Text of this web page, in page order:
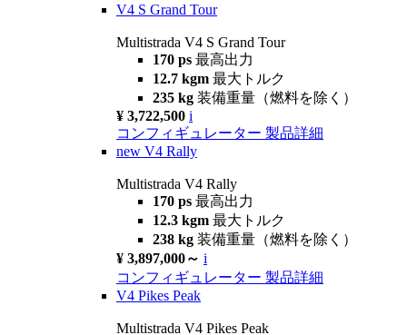
V4 S Grand Tour
Multistrada V4 S Grand Tour
170 ps 最高出力
12.7 kgm 最大トルク
235 kg 装備重量（燃料を除く）
¥ 3,722,500 i
コンフィギュレーター 製品詳細
new V4 Rally
Multistrada V4 Rally
170 ps 最高出力
12.3 kgm 最大トルク
238 kg 装備重量（燃料を除く）
¥ 3,897,000～ i
コンフィギュレーター 製品詳細
V4 Pikes Peak
Multistrada V4 Pikes Peak